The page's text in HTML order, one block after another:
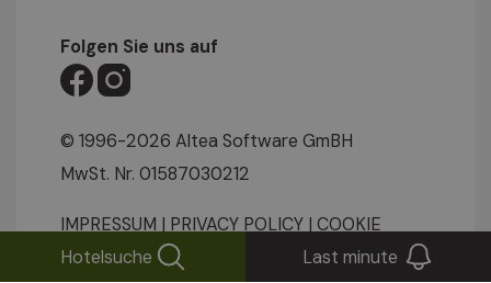
Folgen Sie uns auf
© 1996-2026 Altea Software GmBH
MwSt. Nr. 01587030212
IMPRESSUM | PRIVACY POLICY | COOKIE
EINSTELLUNGEN
Hotelsuche Last minute